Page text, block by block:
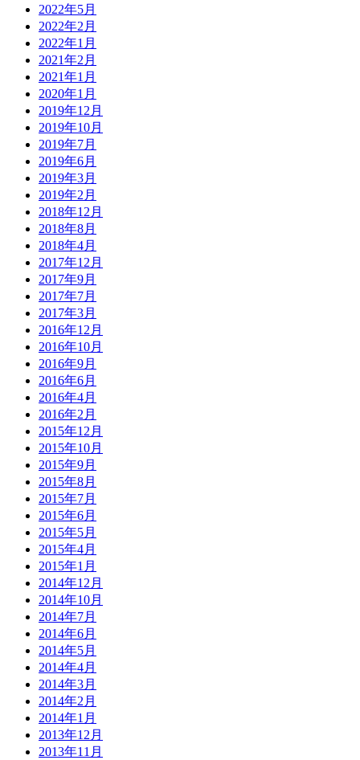
2022年5月
2022年2月
2022年1月
2021年2月
2021年1月
2020年1月
2019年12月
2019年10月
2019年7月
2019年6月
2019年3月
2019年2月
2018年12月
2018年8月
2018年4月
2017年12月
2017年9月
2017年7月
2017年3月
2016年12月
2016年10月
2016年9月
2016年6月
2016年4月
2016年2月
2015年12月
2015年10月
2015年9月
2015年8月
2015年7月
2015年6月
2015年5月
2015年4月
2015年1月
2014年12月
2014年10月
2014年7月
2014年6月
2014年5月
2014年4月
2014年3月
2014年2月
2014年1月
2013年12月
2013年11月